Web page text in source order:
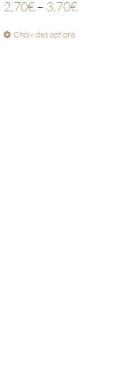
2,70€– 3,70€
Choix des options